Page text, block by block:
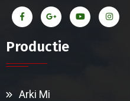
Productie
Arki Mi